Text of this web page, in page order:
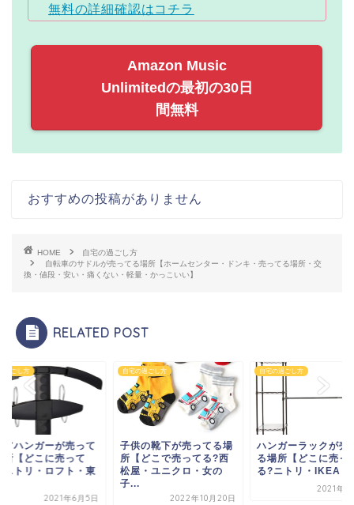
無料の詳細確認はコチラ
Amazon Music
Unlimitedの最初の30日
間無料
おすすめの投稿がありません
HOME
自宅の過ごし方
自転車のサドルが売ってる場所【ホームセンター・ドンキ・売ってる場所・交
換・値段・安い・痛くない・軽量・かっこいい】
RELATED POST
過ごし方
アハンガーが売って
所【どこに売って
ニトリ・ロフト・東
2021年6月5日
自宅の過ごし方
子供の靴下が売ってる場
所【どこで売ってる?西
松屋・ユニクロ・女の
子...
2022年10月20日
自宅の過ごし方
ハンガーラックが売
る場所【どこに売っ
る?ニトリ・IKEA・
2021年7